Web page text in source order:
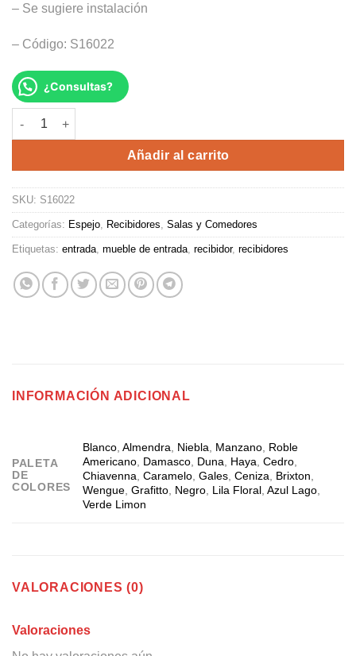
– Se sugiere instalación
– Código: S16022
¿Consultas?
RECIBIDOR TOLN cantidad
Añadir al carrito
SKU: S16022
Categorías: Espejo, Recibidores, Salas y Comedores
Etiquetas: entrada, mueble de entrada, recibidor, recibidores
INFORMACIÓN ADICIONAL
PALETA
DE
COLORES
Blanco ,Almendra Niebla Manzano Roble
Americano Damasco Duna Haya ,Cedro
Chiavenna ,Caramelo ,Gales ,Ceniza Brixton
Wengue ,Grafitto Negro Lila Floral ,Azul Lago
Verde Limon
VALORACIONES (0)
Valoraciones